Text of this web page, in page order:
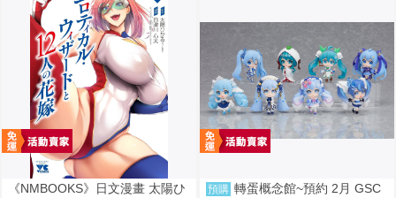
《NMBOOKS》日文漫畫 太陽ひ
預購 轉蛋概念館~預約 2月 GSC